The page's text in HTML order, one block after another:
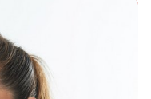
A z najnovejšimi
obvladovati še